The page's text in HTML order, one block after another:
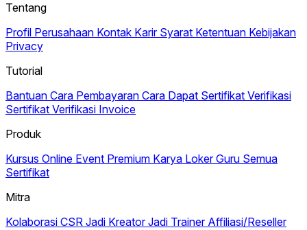
Tentang
Profil Perusahaan Kontak Karir Syarat Ketentuan Kebijakan
Privacy
Tutorial
Bantuan Cara Pembayaran Cara Dapat Sertifikat Verifikasi
Sertifikat Verifikasi Invoice
Produk
Kursus Online Event Premium Karya Loker Guru Semua
Sertifikat
Mitra
Kolaborasi CSR Jadi KreatorJadi Trainer Affiliasi/Reseller